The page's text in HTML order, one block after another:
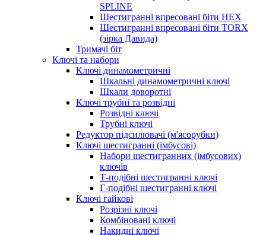
SPLINE
Шестигранні впресовані біти HEX
Шестигранні впресовані біти TORX
(зірка Давида)
Тримачі біт
Ключі та набори
Ключі динамометричні
Шкальні динамометричні ключі
Шкали доворотні
Ключі трубні та розвідні
Розвідні ключі
Трубні ключі
Редуктор підсилювачі (м'ясорубки)
Ключі шестигранні (імбусові)
Набори шестигранних (імбусових)
ключів
Т-подібні шестигранні ключі
Г-подібні шестигранні ключі
Ключі гайкові
Розрізні ключі
Комбіновані ключі
Накидні ключі